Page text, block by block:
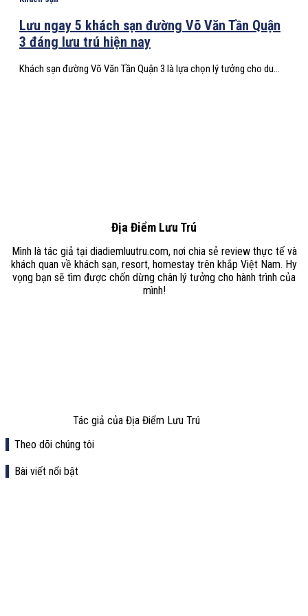
Lưu ngay 5 khách sạn đường Võ Văn Tần Quận
3 đáng lưu trú hiện nay
Khách sạn đường Võ Văn Tần Quận 3 là lựa chọn lý tưởng cho du...
Địa Điểm Lưu Trú
Mình là tác giả tại diadiemluutru.com, nơi chia sẻ review thực tế và
khách quan về khách sạn, resort, homestay trên khắp Việt Nam. Hy
vọng bạn sẽ tìm được chốn dừng chân lý tưởng cho hành trình của
mình!
Tác giả của Địa Điểm Lưu Trú
Theo dõi chúng tôi
Bài viết nổi bật